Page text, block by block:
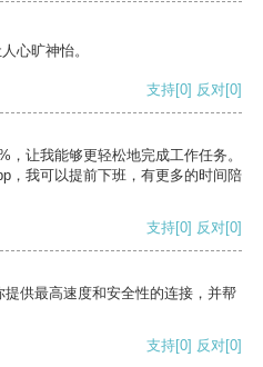
心旷神怡。
支持[0] 反对[0]
让我能够更轻松地完成工作任务。
，我可以提前下班，有更多的时间陪
支持[0] 反对[0]
供最高速度和安全性的连接，并帮
支持[0] 反对[0]